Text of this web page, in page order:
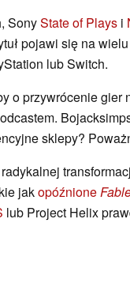
SonyState of Plays i
pojawi się na
lub Switch.
o przywrócenie gier
sklepy?
jakopóźnione
lub Project Helix